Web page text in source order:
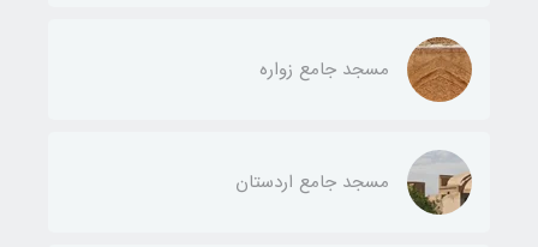
مسجد جامع زواره
مسجد جامع اردستان